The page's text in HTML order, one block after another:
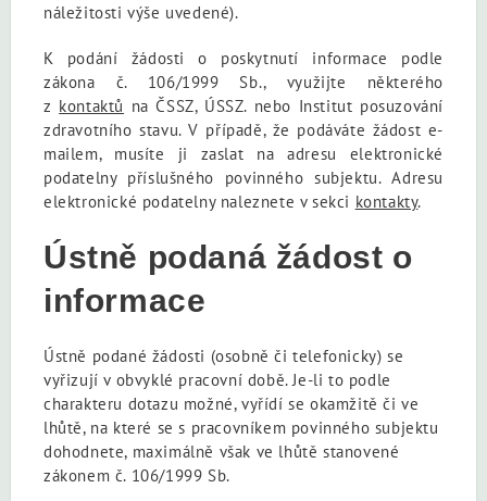
náležitosti výše uvedené).
K podání žádosti o poskytnutí informace podle
zákona č. 106/1999 Sb., využijte některého
z kontaktů na ČSSZ, ÚSSZ. nebo Institut posuzování
zdravotního stavu. V případě, že podáváte žádost e-
mailem, musíte ji zaslat na adresu elektronické
podatelny příslušného povinného subjektu. Adresu
elektronické podatelny naleznete v sekci kontakty.
Ústně podaná žádost o
informace
Ústně podané žádosti (osobně či telefonicky) se
vyřizují v obvyklé pracovní době. Je-li to podle
charakteru dotazu možné, vyřídí se okamžitě či ve
lhůtě, na které se s pracovníkem povinného subjektu
dohodnete, maximálně však ve lhůtě stanovené
zákonem č. 106/1999 Sb.